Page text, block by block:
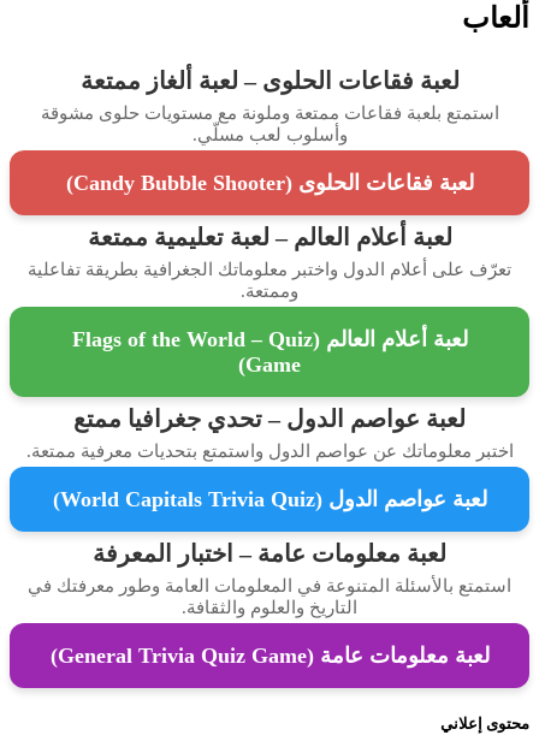
لعبة فقاعات الحلوى – لعبة ألغاز ممتعة
استمتع بلعبة فقاعات ممتعة وملونة مع مستويات حلوى مشوقة
وأسلوب لعب مسلّي.
لعبة فقاعات الحلوى (Candy Bubble Shooter)
لعبة أعلام العالم – لعبة تعليمية ممتعة
على أعلام الدول واختبر معلوماتك الجغرافية بطريقة تفاعلية
وممتعة.
لعبة أعلام العالم (Flags of the World – Quiz
Game)
لعبة عواصم الدول – تحدي جغرافيا ممتع
معلوماتك عن عواصم الدول واستمتع بتحديات معرفية ممتعة.
لعبة عواصم الدول (World Capitals Trivia Quiz)
لعبة معلومات عامة – اختبار المعرفة
بالأسئلة المتنوعة في المعلومات العامة وطور معرفتك في
التاريخ والعلوم والثقافة.
لعبة معلومات عامة (General Trivia Quiz Game)
إعلاني